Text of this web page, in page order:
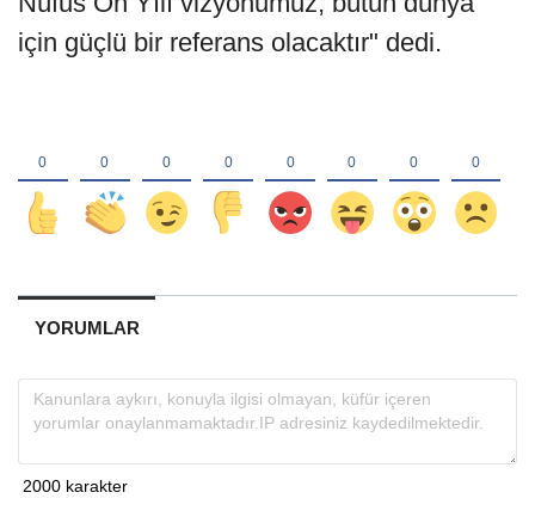
için güçlü bir referans olacaktır" dedi.
YORUMLAR